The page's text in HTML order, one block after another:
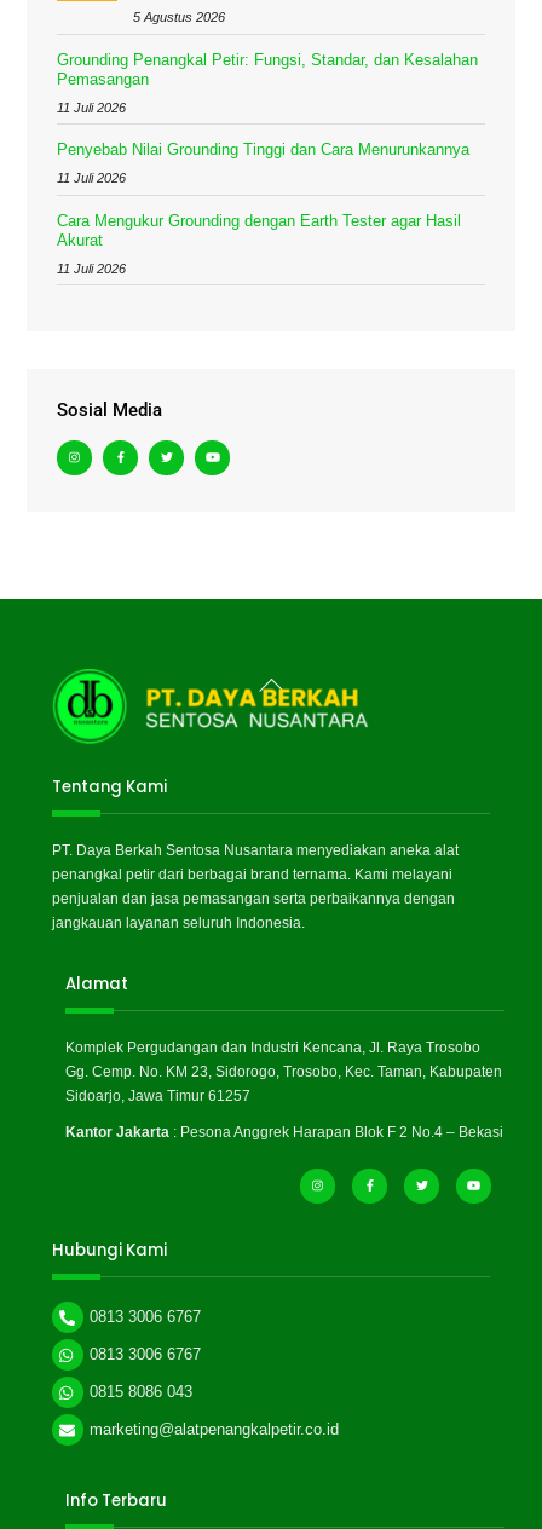
5 Agustus 2026
Grounding Penangkal Petir: Fungsi, Standar, dan Kesalahan
Pemasangan
11 Juli 2026
Penyebab Nilai Grounding Tinggi dan Cara Menurunkannya
11 Juli 2026
Cara Mengukur Grounding dengan Earth Tester agar Hasil
Akurat
11 Juli 2026
Sosial Media
Back
To
Top
Tentang Kami
PT. Daya Berkah Sentosa Nusantara menyediakan aneka alat
penangkal petir dari berbagai brand ternama. Kami melayani
penjualan dan jasa pemasangan serta perbaikannya dengan
jangkauan layanan seluruh Indonesia.
Alamat
Komplek Pergudangan dan Industri Kencana, Jl. Raya Trosobo
Gg. Cemp. No. KM 23, Sidorogo, Trosobo, Kec. Taman, Kabupaten
Sidoarjo, Jawa Timur 61257
Kantor Jakarta : Pesona Anggrek Harapan Blok F 2 No.4 – Bekasi
Hubungi Kami
0813 3006 6767
0813 3006 6767
0815 8086 043
marketing@alatpenangkalpetir.co.id
Info Terbaru